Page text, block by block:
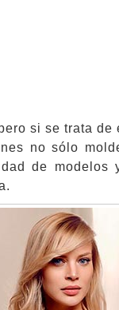
si se trata
no sólo
de modelos